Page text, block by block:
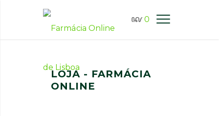
0
FARMÁCIA ONLINE LISBOA
LOJA - FARMÁCIA
ONLINE